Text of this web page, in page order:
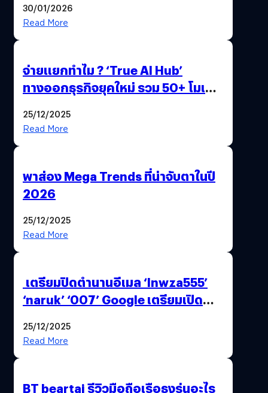
30/01/2026
Read More
จ่ายแยกทำไม ? ‘True AI Hub’
ทางออกธุรกิจยุคใหม่ รวม 50+ โมเดล
25/12/2025
Read More
พาส่อง Mega Trends ที่น่าจับตาในปี
2026
25/12/2025
Read More
เตรียมปิดตำนานอีเมล ‘lnwza555’
‘naruk’ ‘007’ Google เตรียมเปิด
25/12/2025
Read More
BT beartai รีวิวมือถือเรือธงรุ่นอะไร